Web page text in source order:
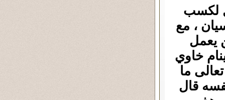
لكسب
، مع
يعمل
خاوي
ما
قال